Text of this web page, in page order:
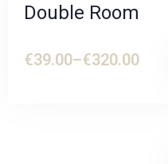
Double Room
€39.00–€320.00